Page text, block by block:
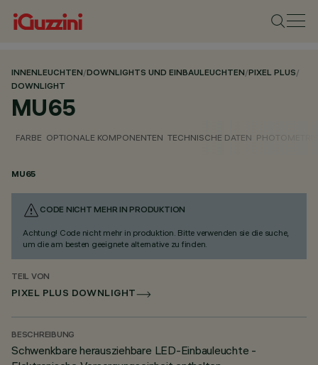
INNENLEUCHTEN/DOWNLIGHTS UND EINBAULEUCHTEN/PIXEL PLUS/
DOWNLIGHT
MU65
FARBE OPTIONALE KOMPONENTEN TECHNISCHE DATEN
MU65
CODE NICHT MEHR IN PRODUKTION
Achtung! Code nicht mehr in produktion. Bitte verwenden sie die suche,
um die am besten geeignete alternative zu finden.
TEIL VON
PIXEL PLUS DOWNLIGHT
BESCHREIBUNG
Schwenkbare herausziehbare LED-Einbauleuchte -